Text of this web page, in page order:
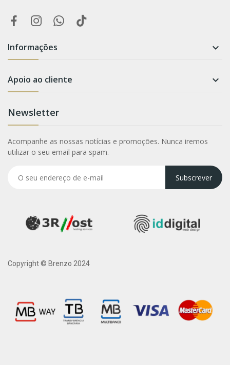
Informações 
Apoio ao cliente 
Newsletter
Acompanhe as nossas notícias e promoções. Nunca iremos
utilizar o seu email para spam.
Subscrever
Copyright © Brenzo 2024